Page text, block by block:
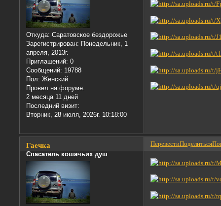
Откуда: Саратовское бездорожье
Зарегистрирован: Понедельник, 1
апреля, 2013г.
Приглашений: 0
Сообщений: 19788
Пол: Женский
Провел на форуме:
2 месяца 11 дней
Последний визит:
Вторник, 28 июля, 2026г. 10:18:00
ПеревестиПоделиться
Гаечка
Спасатель кошачьих душ